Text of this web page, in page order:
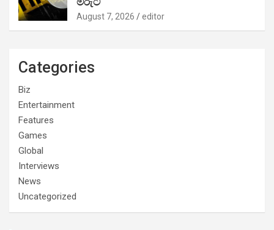
August 7, 2026 editor
Categories
Biz
Entertainment
Features
Games
Global
Interviews
News
Uncategorized